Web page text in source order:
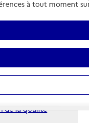
de la qualité
à tout moment